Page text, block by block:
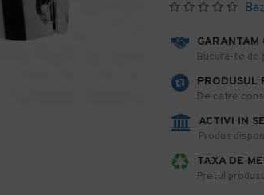
​Bucura-te de
PRODUSUL
De catre
ACTIVI IN
Produs
TAXA DE
Pretul